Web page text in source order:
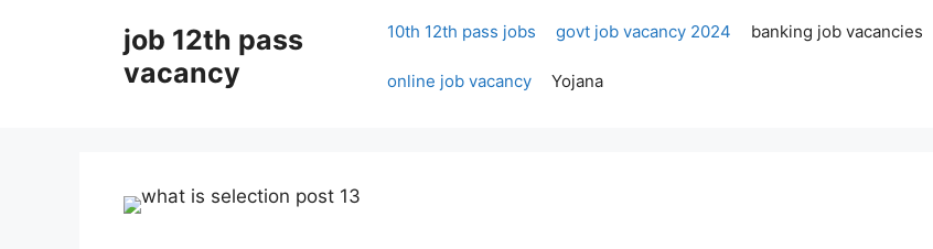
job 12th pass
vacancy
10th 12th pass jobs govt job vacancy 2024 banking job vacancies
online job vacancy Yojana